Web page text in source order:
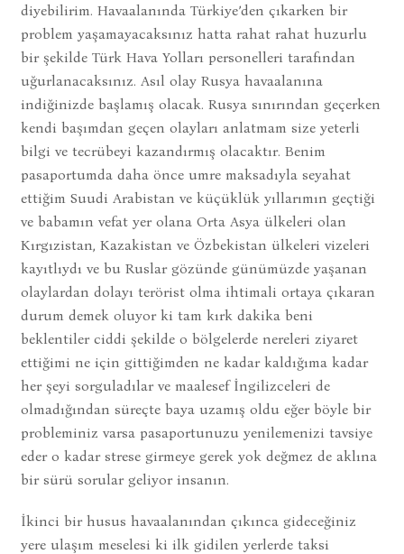
diyebilirim. Havaalanında Türkiye’den çıkarken bir
problem yaşamayacaksınız hatta rahat rahat huzurlu
bir şekilde Türk Hava Yolları personelleri tarafından
uğurlanacaksınız. Asıl olay Rusya havaalanına
indiğinizde başlamış olacak. Rusya sınırından geçerken
kendi başımdan geçen olayları anlatmam size yeterli
bilgi ve tecrübeyi kazandırmış olacaktır. Benim
pasaportumda daha önce umre maksadıyla seyahat
ettiğim Suudi Arabistan ve küçüklük yıllarımın geçtiği
ve babamın vefat yer olana Orta Asya ülkeleri olan
Kırgızistan, Kazakistan ve Özbekistan ülkeleri vizeleri
kayıtlıydı ve bu Ruslar gözünde günümüzde yaşanan
olaylardan dolayı terörist olma ihtimali ortaya çıkaran
durum demek oluyor ki tam kırk dakika beni
beklentiler ciddi şekilde o bölgelerde nereleri ziyaret
ettiğimi ne için gittiğimden ne kadar kaldığıma kadar
her şeyi sorguladılar ve maalesef İngilizceleri de
olmadığından süreçte baya uzamış oldu eğer böyle bir
probleminiz varsa pasaportunuzu yenilemenizi tavsiye
eder o kadar strese girmeye gerek yok değmez de aklına
bir sürü sorular geliyor insanın.
İkinci bir husus havaalanından çıkınca gideceğiniz
yere ulaşım meselesi ki ilk gidilen yerlerde taksi